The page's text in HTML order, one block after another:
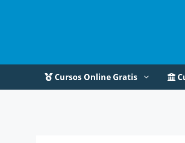
Cursos Online Gratis